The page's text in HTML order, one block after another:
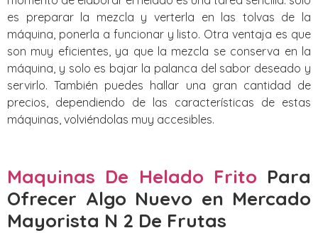
es preparar la mezcla y verterla en las tolvas de la
máquina, ponerla a funcionar y listo. Otra ventaja es que
son muy eficientes, ya que la mezcla se conserva en la
máquina, y solo es bajar la palanca del sabor deseado y
servirlo. También puedes hallar una gran cantidad de
precios, dependiendo de las características de estas
máquinas, volviéndolas muy accesibles.
Maquinas De Helado Frito Para
Ofrecer Algo Nuevo en Mercado
Mayorista N 2 De Frutas